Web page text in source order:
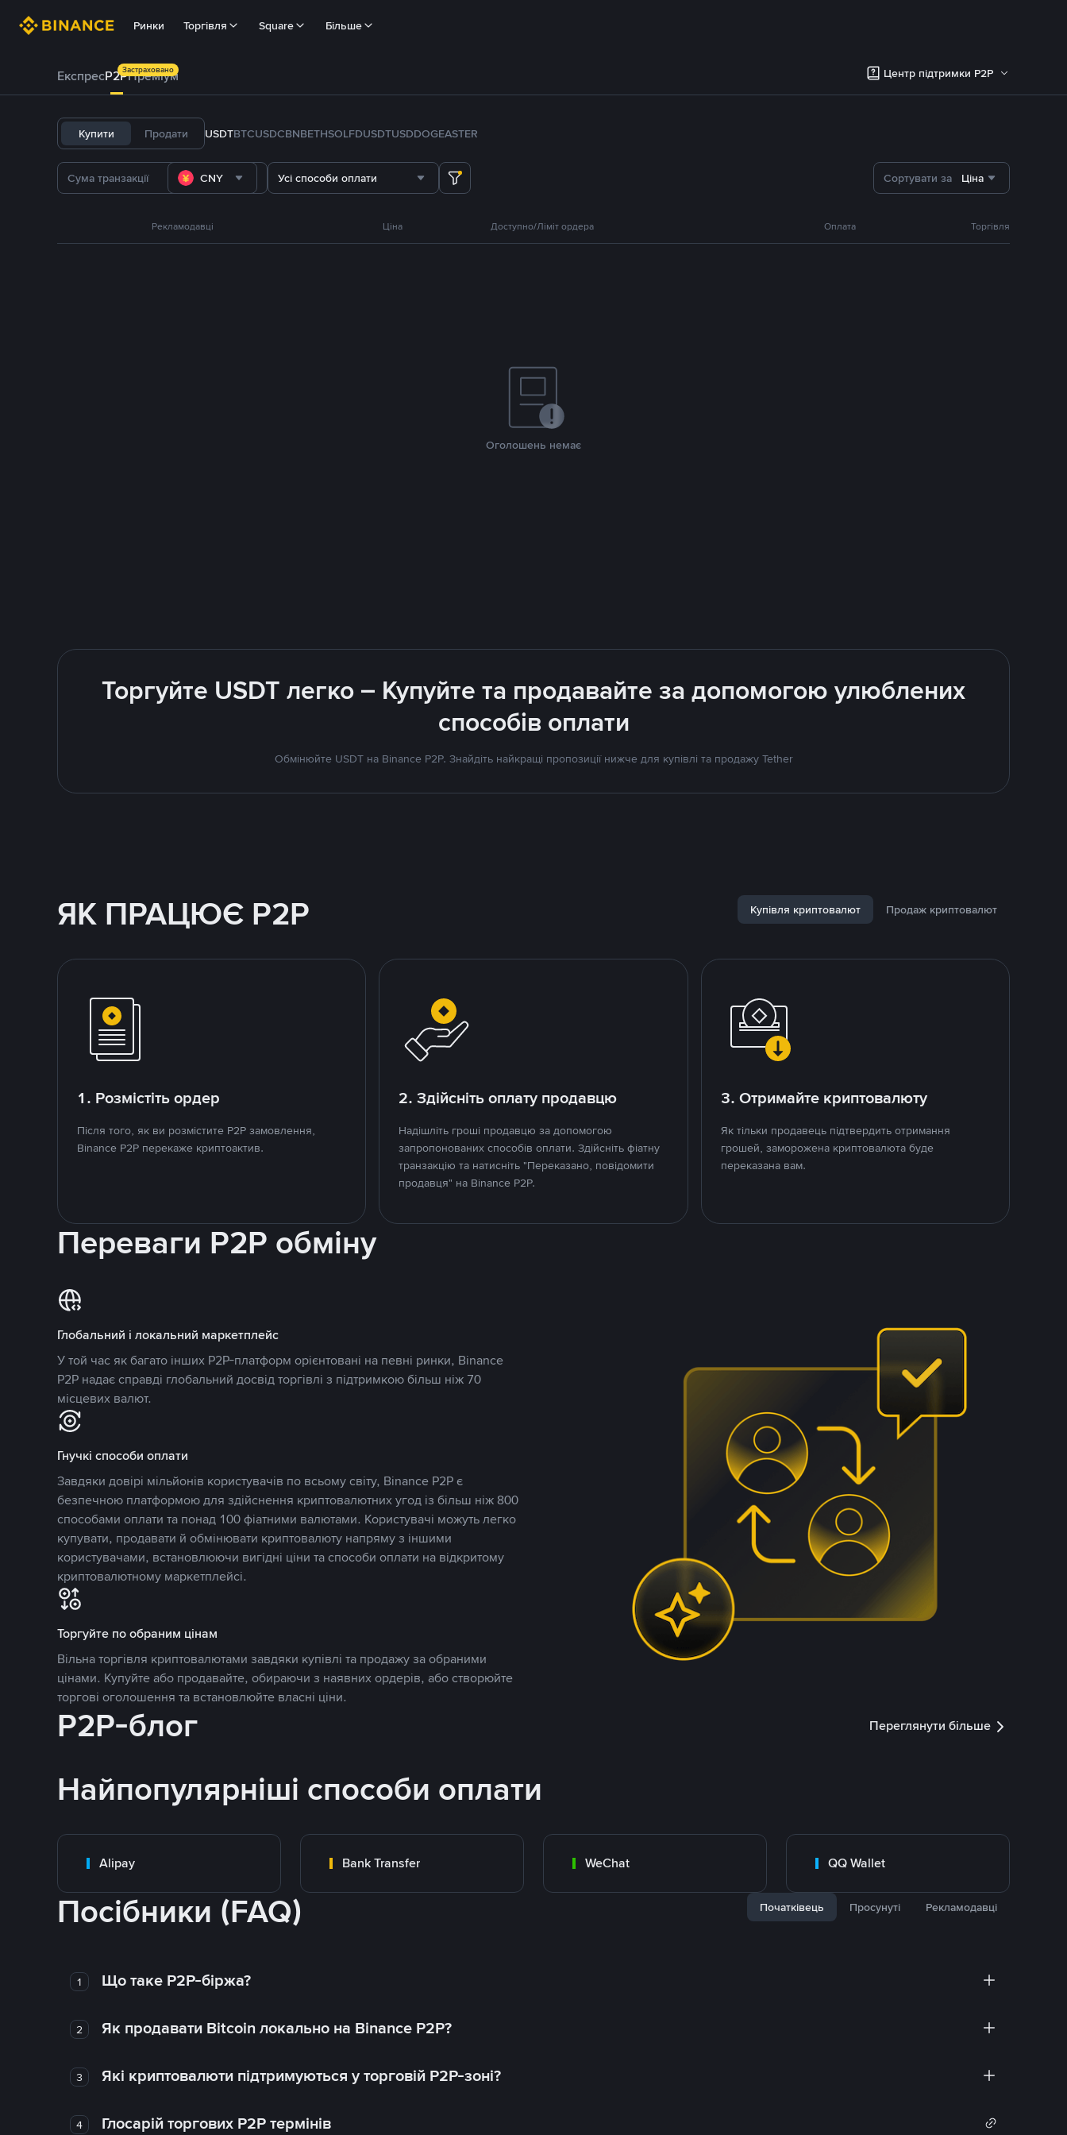
Ринки Торгівля Square Більше
ЕкспресP2PПреміум
Застраховано Центр підтримки P2P
Купити Продати USDTBTCUSDCBNBETHSOLFDUSDTUSDDOGEASTER
CNY Усі способи оплати Сортувати за Ціна
Рекламодавці Ціна Доступно/Ліміт ордера Оплата Торгівля
Оголошень немає
Торгуйте USDT легко – Купуйте та продавайте за допомогою улюблених
способів оплати
Обмінюйте USDT на Binance P2P. Знайдіть найкращі пропозиції нижче для купівлі та продажу Tether
ЯК ПРАЦЮЄ P2P Купівля криптовалют Продаж криптовалют
1. Розмістіть ордер
Після того, як ви розмістите P2P замовлення,
Binance P2P перекаже криптоактив.
2. Здійсніть оплату продавцю
Надішліть гроші продавцю за допомогою
запропонованих способів оплати. Здійсніть фіатну
транзакцію та натисніть "Переказано, повідомити
продавця" на Binance P2P.
3. Отримайте криптовалюту
Як тільки продавець підтвердить отримання
грошей, заморожена криптовалюта буде
переказана вам.
Переваги P2P обміну
Глобальний і локальний маркетплейс
У той час як багато інших P2P-платформ орієнтовані на певні ринки, Binance
P2P надає справді глобальний досвід торгівлі з підтримкою більш ніж 70
місцевих валют.
Гнучкі способи оплати
Завдяки довірі мільйонів користувачів по всьому світу, Binance P2P є
безпечною платформою для здійснення криптовалютних угод із більш ніж 800
способами оплати та понад 100 фіатними валютами. Користувачі можуть легко
купувати, продавати й обмінювати криптовалюту напряму з іншими
користувачами, встановлюючи вигідні ціни та способи оплати на відкритому
криптовалютному маркетплейсі.
Торгуйте по обраним цінам
Вільна торгівля криптовалютами завдяки купівлі та продажу за обраними
цінами. Купуйте або продавайте, обираючи з наявних ордерів, або створюйте
торгові оголошення та встановлюйте власні ціни.
P2P-блог Переглянути більше
Найпопулярніші способи оплати
Alipay Bank Transfer WeChat QQ Wallet
Посібники (FAQ) Початківець Просунуті Рекламодавці
1 Що таке P2P-біржа?
2 Як продавати Bitcoin локально на Binance P2P?
3 Які криптовалюти підтримуються у торговій P2P-зоні?
4 Глосарій торгових P2P термінів